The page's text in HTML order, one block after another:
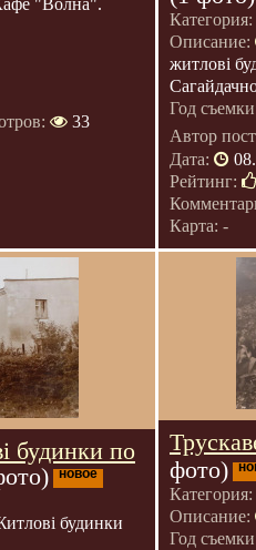
"Волна".
33
Категория:
Описание:
житлові
Год
Автор
Дата:
Рейтинг:
Карта: -
будинки по
новое
будинки
фото)
Категория:
Описание:
Год